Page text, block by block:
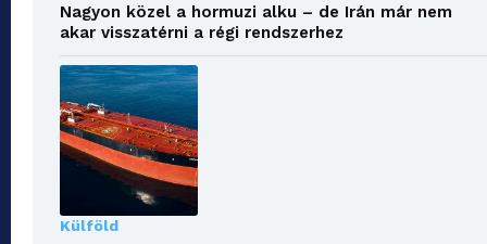
Nagyon közel a hormuzi alku – de Irán már nem
akar visszatérni a régi rendszerhez
Külföld